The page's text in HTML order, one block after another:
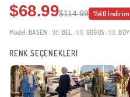
$68.99$114.99 %40 İndirim
Model: BASEN : 98, BEL : 66, GÖĞÜS : 90, BOY
RENK SEÇENEKLERİ